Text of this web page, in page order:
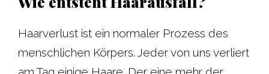
Haarverlust ist ein normaler Prozess des
menschlichen Körpers. Jeder von uns verliert